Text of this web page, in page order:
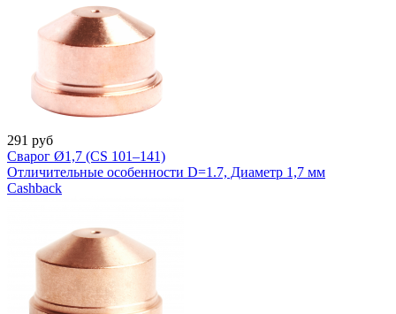
291 руб
Сварог Ø1,7 (CS 101–141)
Отличительные особенности D=1.7, Диаметр 1,7 мм
Cashback